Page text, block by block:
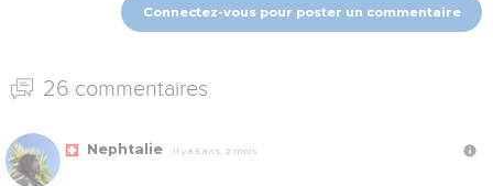
Connectez-vous pour poster un commentaire
26 commentaires
Nephtalie Il y a 5 ans, 2 mois